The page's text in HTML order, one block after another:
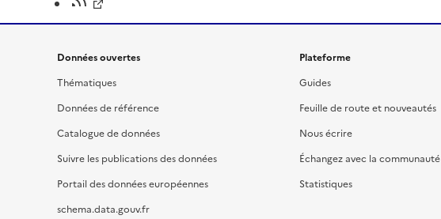
Données ouvertes
Thématiques
Données de référence
Catalogue de données
Suivre les publications des données
Portail des données européennes
schema.data.gouv.fr
Plateforme
Guides
Feuille de route et nouveautés
Nous écrire
Échangez avec la communauté
Statistiques